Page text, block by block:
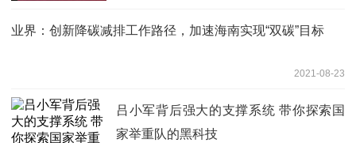
业界：创新降碳减排工作路径，加速海南实现“双碳”目标
2021-08-23
吕小军背后强大的支撑系统 带你探索国
家举重队的黑科技